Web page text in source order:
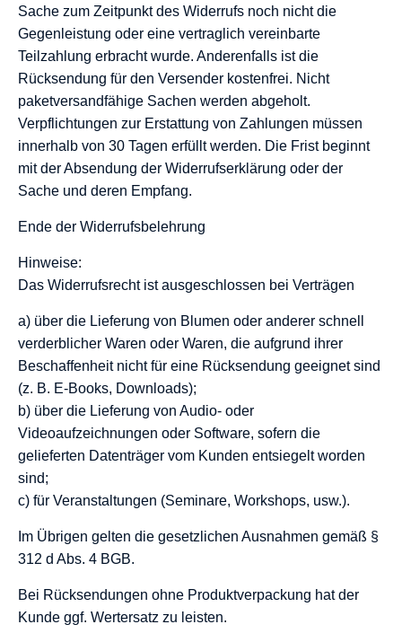
Sache zum Zeitpunkt des Widerrufs noch nicht die
Gegenleistung oder eine vertraglich vereinbarte
Teilzahlung erbracht wurde. Anderenfalls ist die
Rücksendung für den Versender kostenfrei. Nicht
paketversandfähige Sachen werden abgeholt.
Verpflichtungen zur Erstattung von Zahlungen müssen
innerhalb von 30 Tagen erfüllt werden. Die Frist beginnt
mit der Absendung der Widerrufserklärung oder der
Sache und deren Empfang.
Ende der Widerrufsbelehrung
Hinweise:
Das Widerrufsrecht ist ausgeschlossen bei Verträgen
a) über die Lieferung von Blumen oder anderer schnell
verderblicher Waren oder Waren, die aufgrund ihrer
Beschaffenheit nicht für eine Rücksendung geeignet sind
(z. B. E-Books, Downloads);
b) über die Lieferung von Audio- oder
Videoaufzeichnungen oder Software, sofern die
gelieferten Datenträger vom Kunden entsiegelt worden
sind;
c) für Veranstaltungen (Seminare, Workshops, usw.).
Im Übrigen gelten die gesetzlichen Ausnahmen gemäß §
312 d Abs. 4 BGB.
Bei Rücksendungen ohne Produktverpackung hat der
Kunde ggf. Wertersatz zu leisten.